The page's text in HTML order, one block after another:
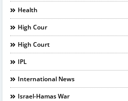
Health
High Cour
High Court
IPL
International News
Israel-Hamas War